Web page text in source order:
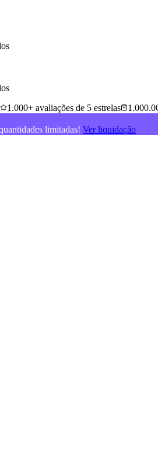
1.000+ avaliações de 5 estrelas
limitadas! Ver liquidação